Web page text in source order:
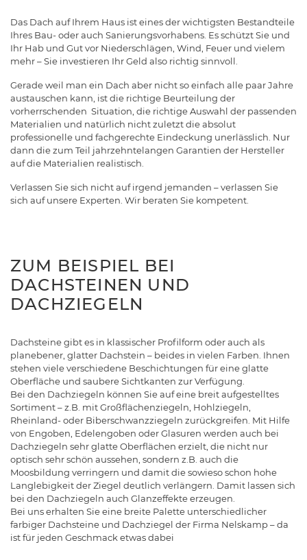
Das Dach auf Ihrem Haus ist eines der wichtigsten Bestandteile
Ihres Bau- oder auch Sanierungsvorhabens. Es schützt Sie und
Ihr Hab und Gut vor Niederschlägen, Wind, Feuer und vielem
mehr – Sie investieren Ihr Geld also richtig sinnvoll.
Gerade weil man ein Dach aber nicht so einfach alle paar Jahre
austauschen kann, ist die richtige Beurteilung der
vorherrschenden Situation, die richtige Auswahl der passenden
Materialien und natürlich nicht zuletzt die absolut
professionelle und fachgerechte Eindeckung unerlässlich. Nur
dann die zum Teil jahrzehntelangen Garantien der Hersteller
auf die Materialien realistisch.
Verlassen Sie sich nicht auf irgend jemanden – verlassen Sie
sich auf unsere Experten. Wir beraten Sie kompetent.
ZUM BEISPIEL BEI
DACHSTEINEN UND
DACHZIEGELN
Dachsteine gibt es in klassischer Profilform oder auch als
planebener, glatter Dachstein – beides in vielen Farben. Ihnen
stehen viele verschiedene Beschichtungen für eine glatte
Oberfläche und saubere Sichtkanten zur Verfügung.
Bei den Dachziegeln können Sie auf eine breit aufgestelltes
Sortiment – z.B. mit Großflächenziegeln, Hohlziegeln,
Rheinland- oder Biberschwanzziegeln zurückgreifen. Mit Hilfe
von Engoben, Edelengoben oder Glasuren werden auch bei
Dachziegeln sehr glatte Oberflächen erzielt, die nicht nur
optisch sehr schön aussehen, sondern z.B. auch die
Moosbildung verringern und damit die sowieso schon hohe
Langlebigkeit der Ziegel deutlich verlängern. Damit lassen sich
bei den Dachziegeln auch Glanzeffekte erzeugen.
Bei uns erhalten Sie eine breite Palette unterschiedlicher
farbiger Dachsteine und Dachziegel der Firma Nelskamp – da
ist für jeden Geschmack etwas dabei